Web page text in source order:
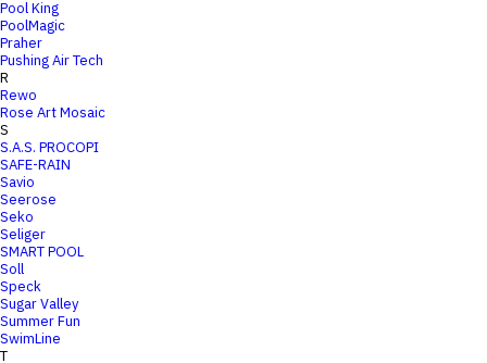
Pool King
PoolMagic
Praher
Pushing Air Tech
R
Rewo
Rose Art Mosaic
S
S.A.S. PROCOPI
SAFE-RAIN
Savio
Seerose
Seko
Seliger
SMART POOL
Soll
Speck
Sugar Valley
Summer Fun
SwimLine
T